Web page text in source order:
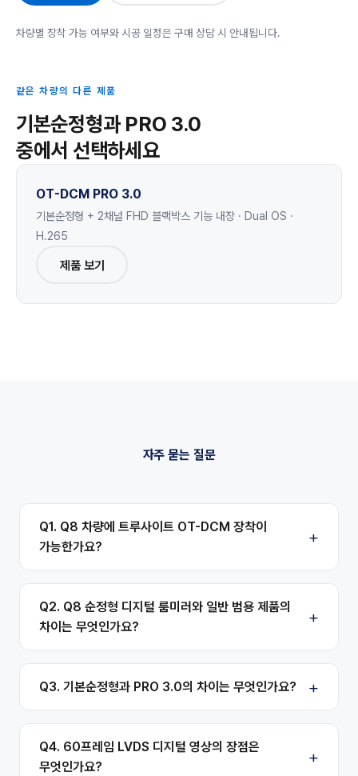
차량별 장착 가능 여부와 시공 일정은 구매 상담 시 안내됩니다.
같은 차량의 다른 제품
기본순정형과 PRO 3.0
중에서 선택하세요
OT-DCM PRO 3.0
기본순정형 + 2채널 FHD 블랙박스 기능 내장 · Dual OS ·
H.265
제품 보기
자주 묻는 질문
Q1. Q8 차량에 트루사이트 OT-DCM 장착이
가능한가요?
Q2. Q8 순정형 디지털 룸미러와 일반 범용 제품의
차이는 무엇인가요?
Q3. 기본순정형과 PRO 3.0의 차이는 무엇인가요?
Q4. 60프레임 LVDS 디지털 영상의 장점은
무엇인가요?